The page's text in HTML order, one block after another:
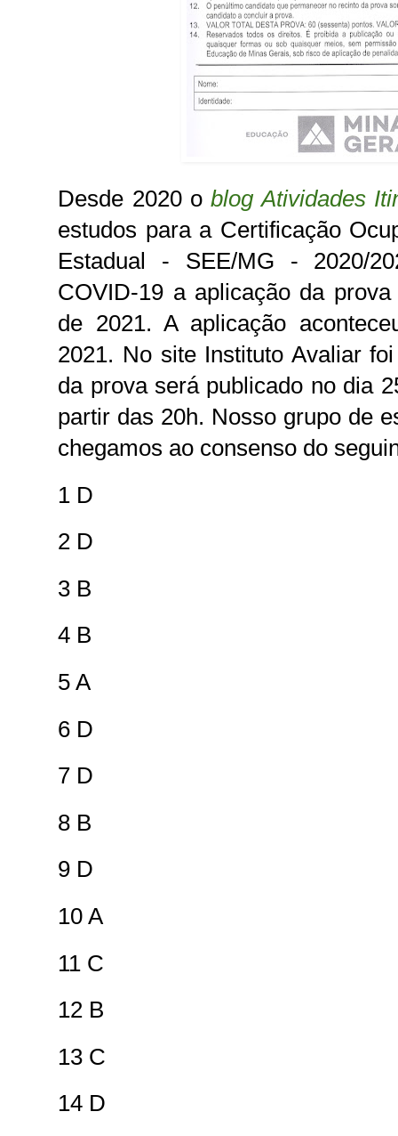
Desde 2020 oblog Atividades
estudos para a Certificação
Estadual - SEE/MG - 2020/
COVID-19 a aplicação da
de 2021. A aplicação
2021. No site Instituto Avaliarfoi
da prova será publicado no dia
partir das 20h. Nosso grupo de
chegamos ao consenso do
1 D
2 D
3 B
4 B
5 A
6 D
7 D
8 B
9 D
10 A
11 C
12 B
13 C
14 D